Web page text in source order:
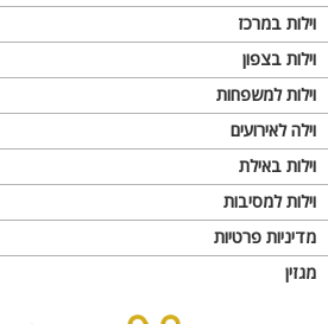
וילות במרכז
וילות בצפון
וילות למשפחות
וילה לאירועים
וילות באילת
וילות למסיבות
מדיניות פרטיות
מגזין